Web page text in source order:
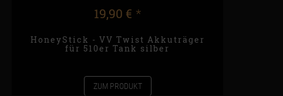
19,90 € *
HoneyStick - VV Twist Akkuträger
für 510er Tank silber
ZUM PRODUKT